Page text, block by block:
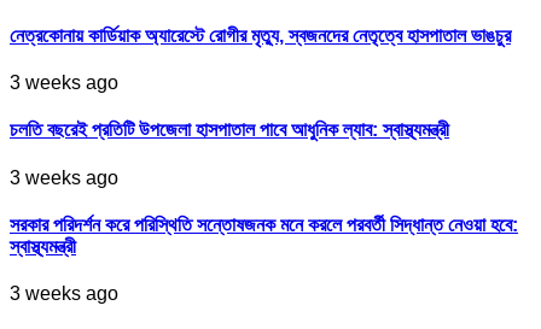
নেত্রকোনায় কার্ডিয়াক অ্যারেস্টে রোগীর মৃত্যু, স্বজনদের নেতৃত্বে হাসপাতাল ভাঙচুর
3 weeks ago
চলতি বছরেই প্রতিটি উপজেলা হাসপাতাল পাবে আধুনিক ল্যাব: স্বাস্থ্যমন্ত্রী
3 weeks ago
সরকার পরিদর্শন করে পরিস্থিতি সন্তোষজনক মনে করলে পরবর্তী সিদ্ধান্ত নেওয়া হবে:
স্বাস্থ্যমন্ত্রী
3 weeks ago